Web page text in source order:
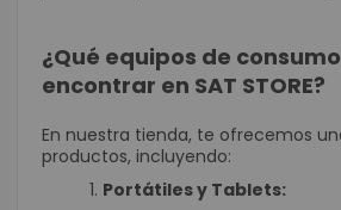
¿Qué equipos de
encontrar en SAT STORE?
En nuestra tienda, te ofrecemos
productos, incluyendo:
Portátiles y Tablets: